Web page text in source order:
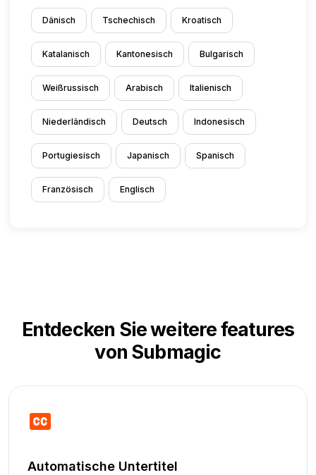
Dänisch Tschechisch Kroatisch
Katalanisch Kantonesisch Bulgarisch
Weißrussisch Arabisch Italienisch
Niederländisch Deutsch Indonesisch
Portugiesisch Japanisch Spanisch
Französisch Englisch
Entdecken Sie weitere features
von Submagic
Automatische Untertitel